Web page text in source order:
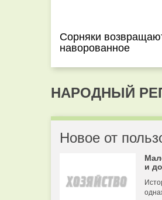
Сорняки
наворованное
НАРОДНЫЙ
Новое от
и